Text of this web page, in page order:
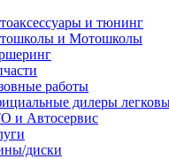
и тюнинг
и Мотошколы
работы
дилеры
и Автосервис
диски